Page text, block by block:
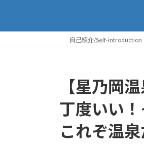
プ
動
自己紹介/Self-introduction
【星乃岡
丁度いい
これぞ温泉